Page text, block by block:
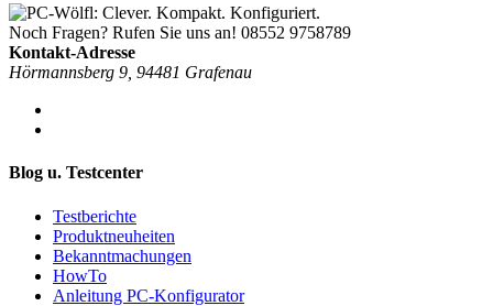
Noch Fragen? Rufen Sie uns an! 08552 9758789
Kontakt-Adresse
Hörmannsberg 9, 94481 Grafenau
Blog u. Testcenter
Testberichte
Produktneuheiten
Bekanntmachungen
HowTo
Anleitung PC-Konfigurator